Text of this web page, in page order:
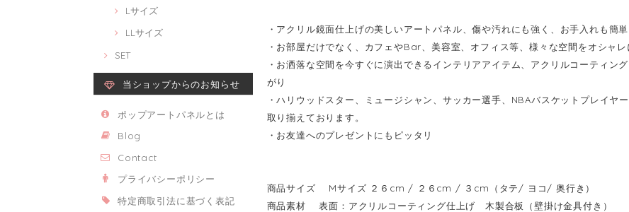
Lサイズ
LLサイズ
SET
当ショップからのお知らせ
ポップアートパネルとは
Blog
Contact
プライバシーポリシー
特定商取引法に基づく表記
・アクリル鏡面仕上げの美しいアートパネル、傷や汚れにも強く、お手入れも簡
・お部屋だけでなく、カフェやBar、美容室、オフィス等、様々な空間をオシャレ
・お洒落な空間を今すぐに演出できるインテリアアイテム、アクリルコーティン
がり
・ハリウッドスター、ミュージシャン、サッカー選手、NBAバスケットプレイヤ
取り揃えております。
・お友達へのプレゼントにもピッタリ
商品サイズ Mサイズ ２６cm / ２６cm / ３cm（タテ/ ヨコ/ 奥行き）
商品素材 表面：アクリルコーティング仕上げ 木製合板（壁掛け金具付き）